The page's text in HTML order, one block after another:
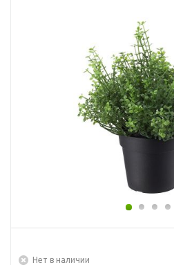
Нет в наличии